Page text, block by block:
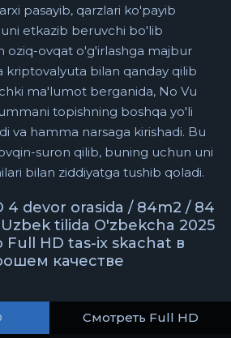
pasayib, qarzlari ko'payib
etkazib beruvchi bo'lib
oziq-ovqat o'g'irlashga majbur
kriptovalyuta bilan qanday qilib
ma'lumot berganida, No Vu
topishning boshqa yo'li
va hamma narsaga kirishadi. Bu
suron qilib, buning uchun uni
bilan ziddiyatga tushib qoladi.
4 devor orasida / 84m2 / 84
tilida O'zbekcha 2025
Full HD tas-ix skachat в
качестве
Смотреть Full HD